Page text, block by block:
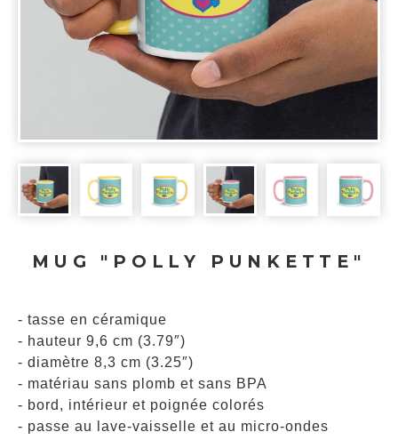
MUG "POLLY PUNKETTE"
- tasse en céramique
- hauteur 9,6 cm (3.79″)
- diamètre 8,3 cm (3.25″)
- matériau sans plomb et sans BPA
- bord, intérieur et poignée colorés
- passe au lave-vaisselle et au micro-ondes